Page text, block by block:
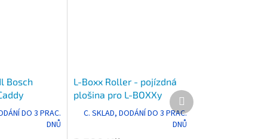
Bosch
DO 3 PRAC.
DNŮ
L-Boxx Roller - pojízdná
plošina pro L-BOXXy
C. SKLAD, DODÁNÍ DO 3 PRAC.
DNŮ
Další
produkt